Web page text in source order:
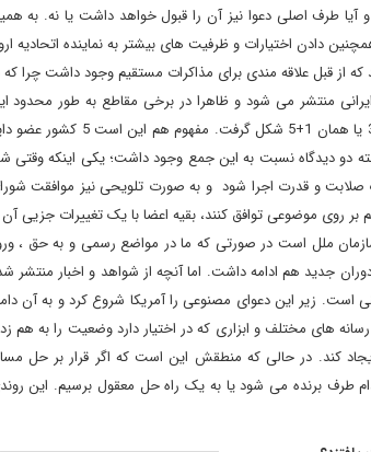
آیا طرف اصلی دعوا نیز آن را قبول خواهد داشت یا نه. به
دادن اختیارات و ظرفیت های بیشتر به نماینده اتحادیه
از قبل علاقه مندی برای مذاکرات مستقیم وجود داشت چرا که
ایرانی منتشر می شود و ظاهرا در برخی مقاطع به طور محدود
مذاکرات انجام شد. با این همه پس از ورود آمریکا به مجموع کشورهای مذاکره کننده، گروه 3+3 یا همان 1+5 شکل گرفت. مفهوم
دو دیدگاه نسبت به این جمع وجود داشت؛ یکی اینکه وقتی
یک صلابت و قدرت اجرا شود و به صورت تلویحی نیز موافقت
شورای امنیت 10 عضو غیر دائم هم دارد اما به طور معمول وقتی 5 عضو دائم بر روی موضوعی توافق کنند، بقیه اعضا با یک تغییرات جزیی
ملل است در صورتی که ما در مواضع رسمی و به حق ،
جدید هم ادامه داشت. اما آنچه از شواهد و اخبار منتشر
زیر این دعوای مصنوعی را آمریکا شروع کرد و به آن
های مختلف و ابزاری که در اختیار دارد وضعیت را به هم
کند. در حالی که منطقش این است که اگر قرار بر حل
طرف برنده می شود یا به یک راه حل معقول برسیم. این